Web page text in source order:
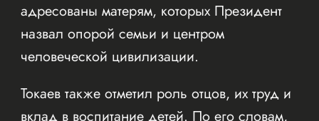
адресованы матерям, которых Президент
назвал опорой семьи и центром
человеческой цивилизации.
Токаев также отметил роль отцов, их труд и
вклад в воспитание детей. По его словам,